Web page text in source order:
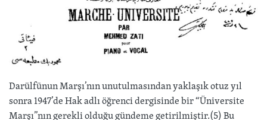
Darülfünun Marşı’nın unutulmasından yaklaşık otuz yıl
sonra 1947’de Hak adlı öğrenci dergisinde bir “Üniversite
Marşı”nın gerekli olduğu gündeme getirilmiştir.(5) Bu